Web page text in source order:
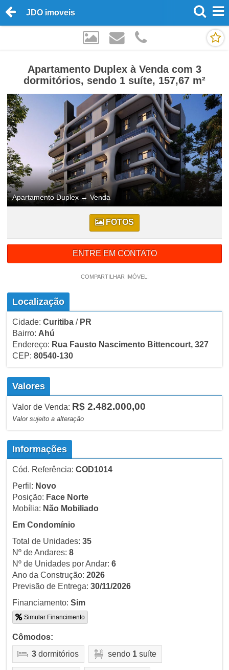
JDO imoveis
Apartamento Duplex à Venda com 3
dormitórios, sendo 1 suíte, 157,67 m²
Apartamento Duplex → Venda
FOTOS
ENTRE EM CONTATO
COMPARTILHAR IMÓVEL:
Localização
Cidade: Curitiba/ PR
Bairro: Ahú
Endereço: Rua Fausto Nascimento Bittencourt, 327
CEP: 80540-130
Valores
Valor de Venda: R$ 2.482.000,00
Valor sujeito a alteração
Informações
Cód. Referência: COD1014
Perfil: Novo
Posição: Face Norte
Mobília: Não Mobiliado
Em Condomínio
Total de Unidades: 35
Nº de Andares: 8
Nº de Unidades por Andar: 6
Ano da Construção: 2026
Previsão de Entrega: 30/11/2026
Financiamento: Sim
Simular Financimento
Cômodos:
3dormitórios sendo 1suíte